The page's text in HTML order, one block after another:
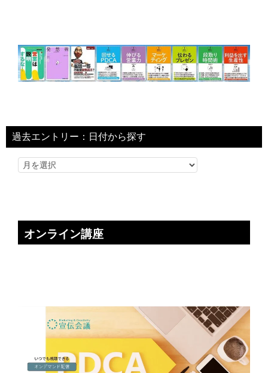
過去エントリー：日付から探す
オンライン講座